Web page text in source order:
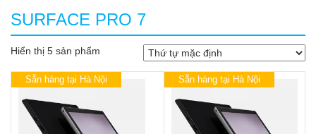
SURFACE PRO 7
Hiển thị 5 sản phẩm
Sẵn hàng tại Hà Nội Sẵn hàng tại Hà Nội